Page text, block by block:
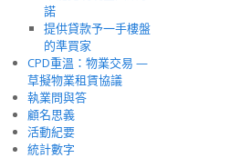
諾
提供貸款予一手樓盤
的準買家
CPD重溫：物業交易 —
草擬物業租賃協議
執業問與答
顧名思義
活動紀要
統計數字